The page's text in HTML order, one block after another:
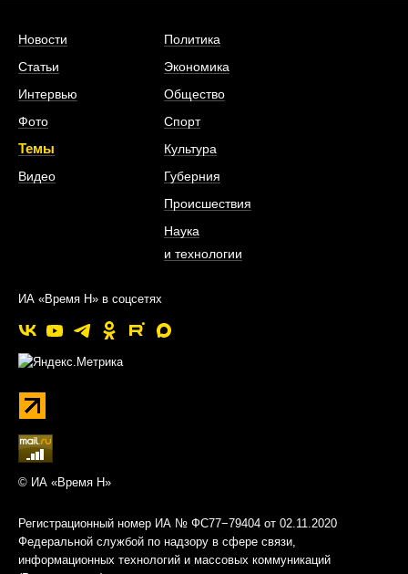
Новости
Статьи
Интервью
Фото
Темы
Видео
Политика
Экономика
Общество
Спорт
Культура
Губерния
Происшествия
Наука
и технологии
ИА «Время Н» в соцсетях
© ИА «Время Н»
Регистрационный номер ИА № ФС77−79404 от 02.11.2020
Федеральной службой по надзору в сфере связи,
информационных технологий и массовых коммуникаций